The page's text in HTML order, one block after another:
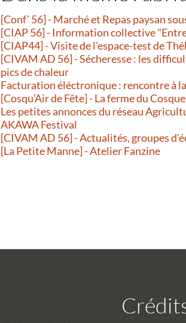
[Conf’ 56] - Marché et Repas paysan
[CIAP 56] - Information collective
[CIAP44] - Visite de l’espace-test de
[CIVAM AD 56] - Sécheresse : les
pics de chaleur
Facturation éléctronique : rencontre à
[Cosqu’Air de Fête] - La ferme du
Les petites annonces du réseau
AKAWA Festival
[CIVAM AD 56] - Actualités, groupes
[La Petite Manne] - Atelier Fanzine